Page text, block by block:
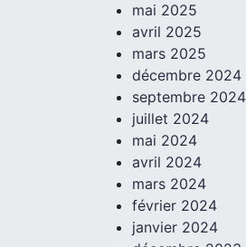
mai 2025
avril 2025
mars 2025
décembre 2024
septembre 2024
juillet 2024
mai 2024
avril 2024
mars 2024
février 2024
janvier 2024